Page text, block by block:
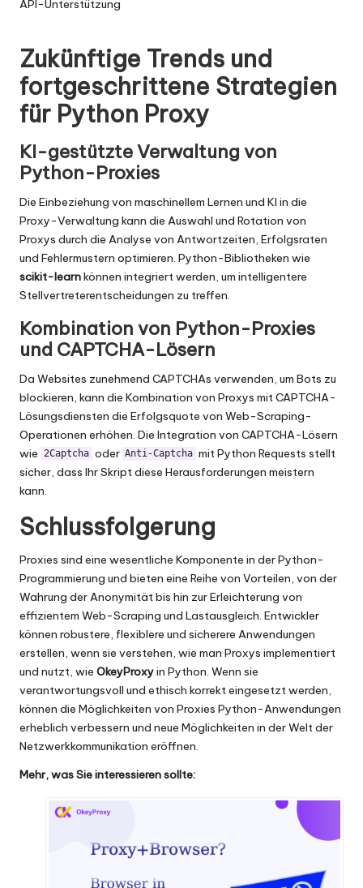
API-Unterstützung
Zukünftige Trends und
fortgeschrittene Strategien
für Python Proxy
KI-gestützte Verwaltung von
Python-Proxies
Die Einbeziehung von maschinellem Lernen und KI in die
Proxy-Verwaltung kann die Auswahl und Rotation von
Proxys durch die Analyse von Antwortzeiten, Erfolgsraten
und Fehlermustern optimieren. Python-Bibliotheken wie
scikit-learnkönnen integriert werden, um intelligentere
Stellvertreterentscheidungen zu treffen.
Kombination von Python-Proxies
und CAPTCHA-Lösern
Da Websites zunehmend CAPTCHAs verwenden, um Bots zu
blockieren, kann die Kombination von Proxys mit CAPTCHA-
Lösungsdiensten die Erfolgsquote von Web-Scraping-
Operationen erhöhen. Die Integration von CAPTCHA-Lösern
wie 2Captcha oder Anti-Captcha mit Python Requests stellt
sicher, dass Ihr Skript diese Herausforderungen meistern
kann.
Schlussfolgerung
Proxies sind eine wesentliche Komponente in der Python-
Programmierung und bieten eine Reihe von Vorteilen, von der
Wahrung der Anonymität bis hin zur Erleichterung von
effizientem Web-Scraping und Lastausgleich. Entwickler
können robustere, flexiblere und sicherere Anwendungen
erstellen, wenn sie verstehen, wie man Proxys implementiert
und nutzt, wie OkeyProxyin Python. Wenn sie
verantwortungsvoll und ethisch korrekt eingesetzt werden,
können die Möglichkeiten von Proxies Python-Anwendungen
erheblich verbessern und neue Möglichkeiten in der Welt der
Netzwerkkommunikation eröffnen.
Mehr, was Sie interessieren sollte: